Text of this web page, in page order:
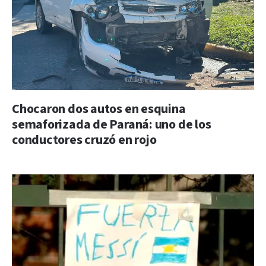
Chocaron dos autos en esquina
semaforizada de Paraná: uno de los
conductores cruzó en rojo